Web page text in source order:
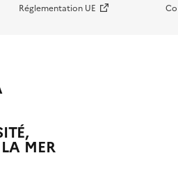
Réglementation UE
MER